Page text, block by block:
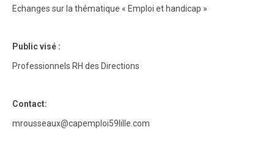
Echanges sur la thématique « Emploi et handicap »
Public visé :
Professionnels RH des Directions
Contact:
mrousseaux@capemploi59lille.com